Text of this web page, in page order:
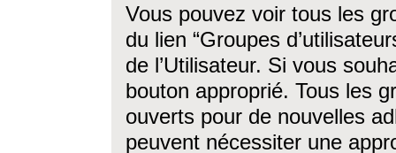
Vous pouvez voir tous les
du lien “Groupes
de l’Utilisateur. Si vous
bouton approprié. Tous les
ouverts pour de nouvelles
peuvent nécessiter une